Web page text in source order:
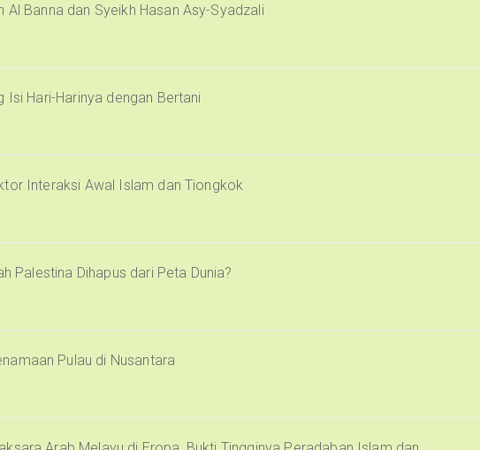
Al Banna dan Syeikh Hasan Asy-Syadzali
Isi Hari-Harinya dengan Bertani
Interaksi Awal Islam dan Tiongkok
Palestina Dihapus dari Peta Dunia?
Pulau di Nusantara